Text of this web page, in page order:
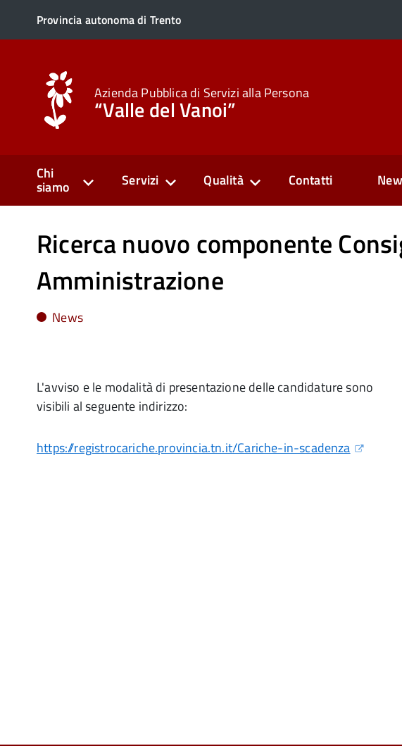
Provincia autonoma di Trento
Azienda Pubblica di Servizi alla Persona
“Valle del Vanoi”
Chi
siamo Servizi Qualità Contatti
Ricerca nuovo componente
Amministrazione
News
L'avviso e le modalità di presentazione delle candidature sono
visibili al seguente indirizzo:
https://registrocariche.provincia.tn.it/Cariche-in-scadenza